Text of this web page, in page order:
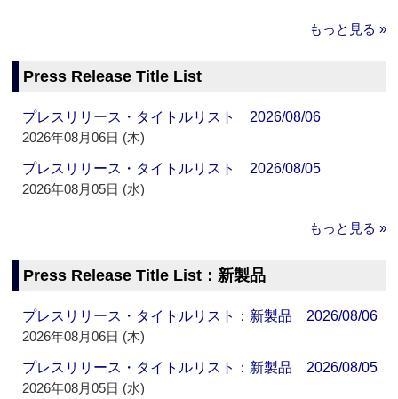
もっと見る »
Press Release Title List
プレスリリース・タイトルリスト 2026/08/06
2026年08月06日 (木)
プレスリリース・タイトルリスト 2026/08/05
2026年08月05日 (水)
もっと見る »
Press Release Title List：新製品
プレスリリース・タイトルリスト：新製品 2026/08/06
2026年08月06日 (木)
プレスリリース・タイトルリスト：新製品 2026/08/05
2026年08月05日 (水)